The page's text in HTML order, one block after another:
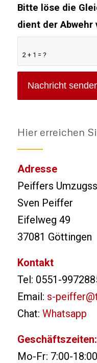
2 + 1 = ?
Bitte löse die
dient der Abwehr
Hier erreichen
Adresse
Peiffers
Sven Peiffer
Eifelweg 49
37081 Göttingen
Kontakt
Tel: 0551-
Email: s-
Chat: Whatsapp
Geschäftszeiten:
Mo-Fr: 7:00-18:00